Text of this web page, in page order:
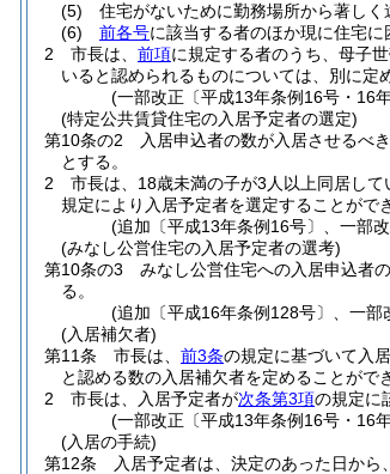
(5)
住宅がないために勤務場所から著し
(6)
前各号に該当する者のほか現に住宅
2
市長は、 前項に規定する者のうち、母子
いると認められるものについては、別に定
(一部改正〔平成13年条例16号・16
(特定公共賃貸住宅の入居予定者の選定)
第10条の2
入居申込者の数が入居させるべ
とする。
2
市長は、18歳未満の子が3人以上同居し
規定により入居予定者を選定することがで
(追加〔平成13年条例16号〕、一部
(みなし公営住宅の入居予定者の選考)
第10条の3
みなし公営住宅への入居申込者
る。
(追加〔平成16年条例128号〕、一
(入居補欠者)
第11条
市長は、 前3条の規定に基づいて入
と認める数の入居補欠者を定めることがで
2
市長は、入居予定者が次条第3項の規定に
(一部改正〔平成13年条例16号・16
(入居の手続)
第12条
入居予定者は、決定のあった日か